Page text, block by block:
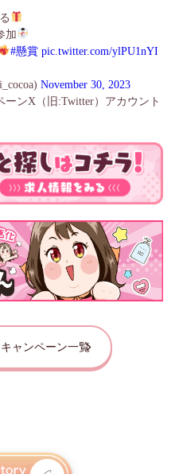
加
#懸賞 pic.twitter.com/ylPU1nYI
November 30, 2023
ンX（旧:Twitter）アカウント
ャンペーン一覧